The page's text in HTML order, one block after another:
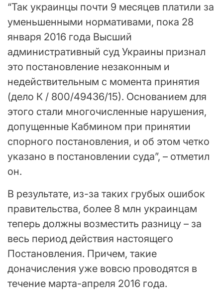
“Так украинцы почти 9 месяцев платили за
уменьшенными нормативами, пока 28
января 2016 года Высший
административный суд Украины признал
это постановление незаконным и
недействительным с момента принятия
(дело К / 800/49436/15). Основанием для
этого стали многочисленные нарушения,
допущенные Кабмином при принятии
спорного постановления, и об этом четко
указано в постановлении суда”, – отметил
он.
В результате, из-за таких грубых ошибок
правительства, более 8 млн украинцам
теперь должны возместить разницу – за
весь период действия настоящего
Постановления. Причем, такие
доначисления уже вовсю проводятся в
течение марта-апреля 2016 года.